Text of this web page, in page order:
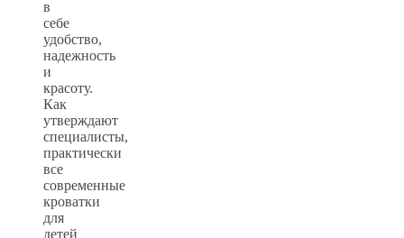
в
себе
удобство,
надежность
и
красоту.
Как
утверждают
специалисты,
практически
все
современные
кроватки
для
детей